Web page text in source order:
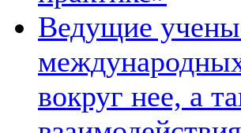
Ведущие
вокруг нее, а